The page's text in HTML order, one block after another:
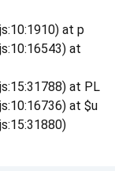
at p
at
at PL
at $u